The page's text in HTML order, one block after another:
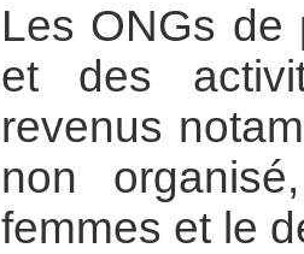
Les ONGs de
et des
revenus
non
femmes et le